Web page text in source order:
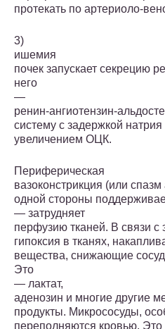
протекать по артериоло-
3)
ишемия
почек запускает секрецию
него
—
ренин-ангиотензин-
систему с задержкой
увеличением ОЦК.
Периферическая
вазоконстрикция (или
одной стороны
— затрудняет
перфузию тканей. В связи с
гипоксия в тканях,
вещества, снижающие
Это
— лактат,
аденозин и многие другие
продукты. Микрососуды,
переполняются кровью.